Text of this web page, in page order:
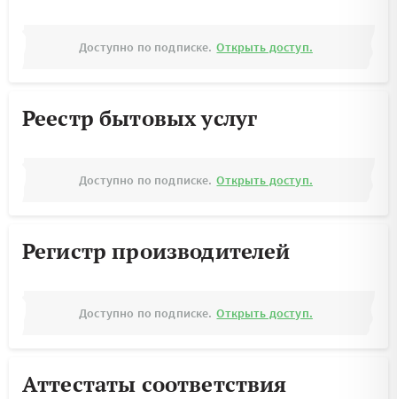
Доступно по подписке. Открыть доступ.
Реестр бытовых услуг
Доступно по подписке. Открыть доступ.
Регистр производителей
Доступно по подписке. Открыть доступ.
Аттестаты соответствия